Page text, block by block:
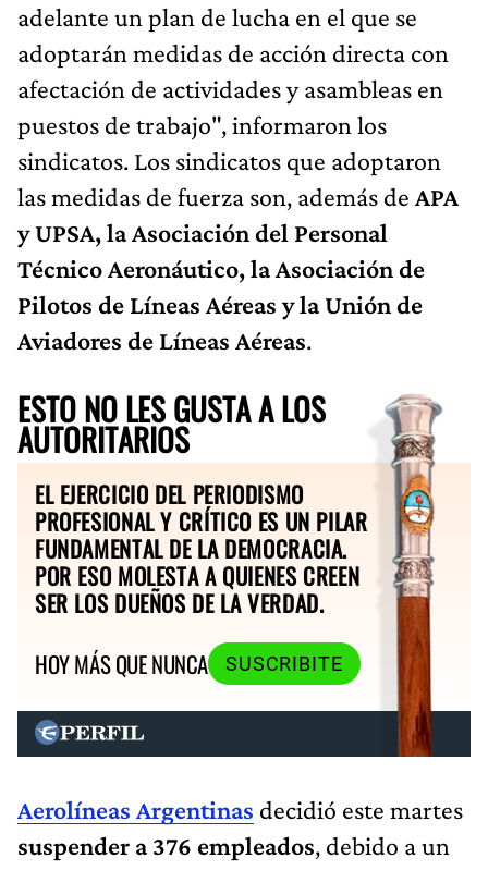
adelante un plan de lucha en el que se
adoptarán medidas de acción directa con
afectación de actividades y asambleas en
puestos de trabajo", informaron los
sindicatos. Los sindicatos que adoptaron
las medidas de fuerza son, además de APA
y UPSA, la Asociación del Personal
Técnico Aeronáutico, la Asociación de
Pilotos de Líneas Aéreas y la Unión de
Aviadores de Líneas Aéreas.
ESTO NO LES GUSTA A LOS
AUTORITARIOS
EL EJERCICIO DEL PERIODISMO
PROFESIONAL Y CRÍTICO ES UN PILAR
FUNDAMENTAL DE LA DEMOCRACIA.
POR ESO MOLESTA A QUIENES CREEN
SER LOS DUEÑOS DE LA VERDAD.
HOY MÁS QUE NUNCA
SUSCRIBITE
Aerolíneas Argentinas decidió este martes
suspender a 376 empleados, debido a un